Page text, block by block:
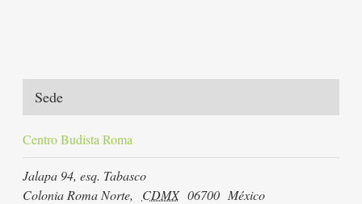
Sede
Centro Budista Roma
Jalapa 94, esq. Tabasco
Colonia Roma Norte, CDMX 06700 México